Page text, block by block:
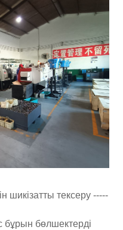
шикізатты тексеру -----
бұрын бөлшектерді